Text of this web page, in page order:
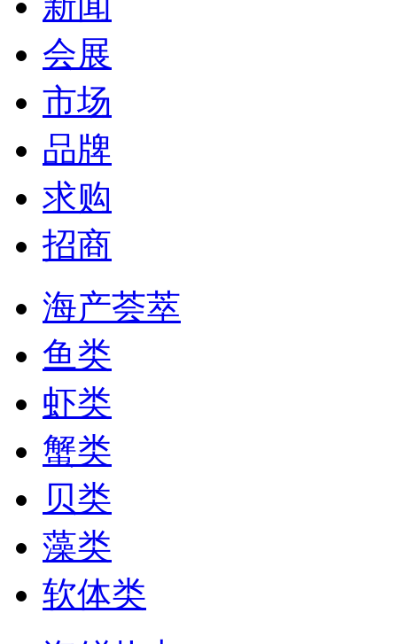
会展
市场
品牌
求购
招商
海产荟萃
鱼类
虾类
蟹类
贝类
藻类
软体类